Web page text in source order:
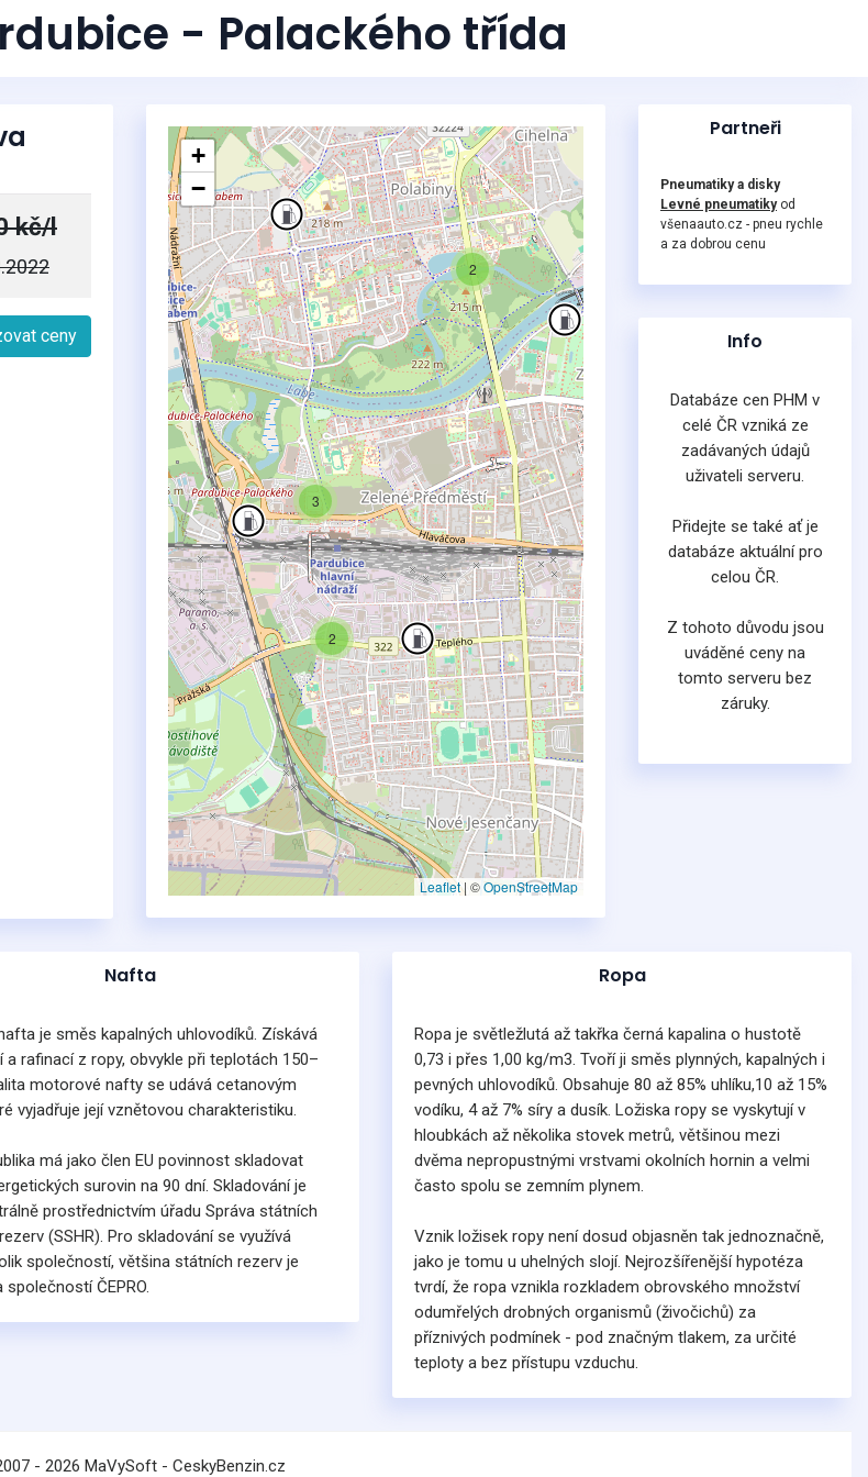
- Palackého třída
kč/l
ceny
2
2
3
+
−
Leaflet | ©OpenStreetMap
Partneři
Pneumatiky a disky
Levné pneumatikyod
všenaauto.cz - pneu rychle
a za dobrou cenu
Info
Databáze cen PHM v
celé ČR vzniká ze
zadávaných údajů
uživateli serveru.
Přidejte se také ať je
databáze aktuální pro
celou ČR.
Z tohoto důvodu jsou
uváděné ceny na
tomto serveru bez
záruky.
Nafta
je směs kapalných uhlovodíků. Získává
a rafinací z ropy, obvykle při teplotách 150–
motorové nafty se udává cetanovým
vyjadřuje její vznětovou charakteristiku.
má jako člen EU povinnost skladovat
surovin na 90 dní. Skladování je
prostřednictvím úřadu Správa státních
(SSHR). Pro skladování se využívá
společností, většina státních rezerv je
společností ČEPRO.
Ropa
Ropa je světležlutá až takřka černá kapalina o hustotě
0,73 i přes 1,00 kg/m3. Tvoří ji směs plynných, kapalných i
pevných uhlovodíků. Obsahuje 80 až 85% uhlíku,10 až 15%
vodíku, 4 až 7% síry a dusík. Ložiska ropy se vyskytují v
hloubkách až několika stovek metrů, většinou mezi
dvěma nepropustnými vrstvami okolních hornin a velmi
často spolu se zemním plynem.
Vznik ložisek ropy není dosud objasněn tak jednoznačně,
jako je tomu u uhelných slojí. Nejrozšířenější hypotéza
tvrdí, že ropa vznikla rozkladem obrovského množství
odumřelých drobných organismů (živočichů) za
příznivých podmínek - pod značným tlakem, za určité
teploty a bez přístupu vzduchu.
- 2026 MaVySoft - CeskyBenzin.cz